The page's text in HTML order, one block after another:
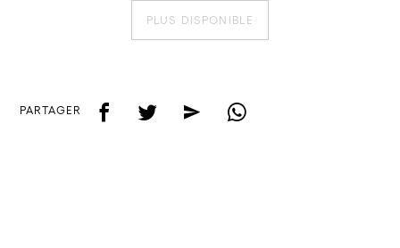
PLUS DISPONIBLE
PARTAGER f t e w